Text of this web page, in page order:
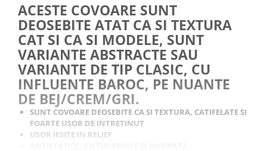
ACESTE COVOARE SUNT
DEOSEBITE ATAT CA SI TEXTURA
CAT SI CA SI MODELE, SUNT
VARIANTE ABSTRACTE SAU
VARIANTE DE TIP CLASIC, CU
INFLUENTE BAROC, PE NUANTE
DE BEJ/CREM/GRI.
SUNT COVOARE DEOSEBITE CA SI TEXTURA, CATIFELATE SI
FOARTE USOR DE INTRETINUT
USOR IESITE IN RELIEF